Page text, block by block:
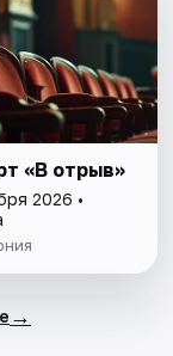
«В отрыв»
2026 •
→